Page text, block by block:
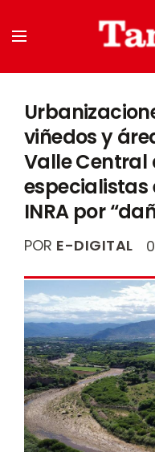
viñedos y
Valle Central
INRA por
POR E-DIGITAL